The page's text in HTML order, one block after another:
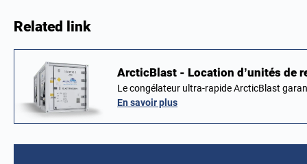
Related link
ArcticBlast - Location d’unités de
Le congélateur ultra-rapide ArcticBlast
En savoir plus